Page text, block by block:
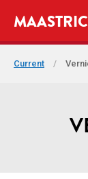
Current /